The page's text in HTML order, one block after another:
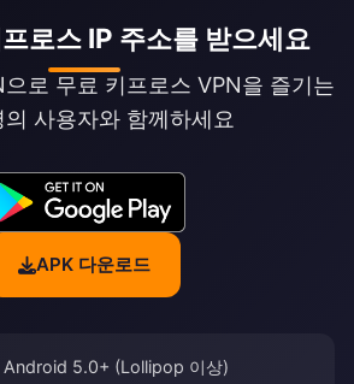
로스 IP 주소를 받으세요
로 무료 키프로스 VPN을 즐기는
의 사용자와 함께하세요
APK 다운로드
Android 5.0+ (Lollipop 이상)